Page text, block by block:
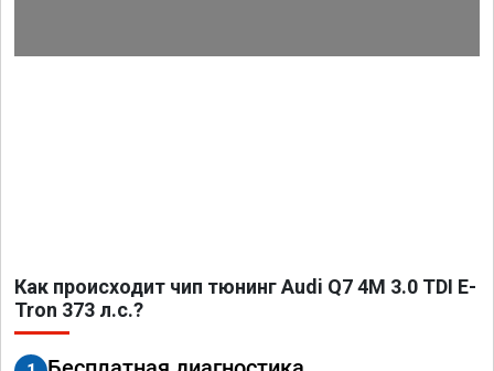
Как происходит чип тюнинг Audi Q7 4M 3.0 TDI E-
Tron 373 л.с.?